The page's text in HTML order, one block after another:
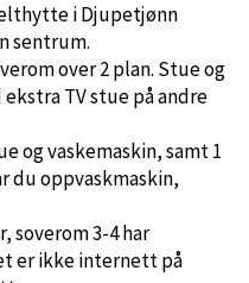
i Djupetjønn
sentrum.
over 2 plan. Stue og
TV stue på andre
og vaskemaskin, samt 1
du oppvaskmaskin,
soverom 3-4 har
er ikke internett på